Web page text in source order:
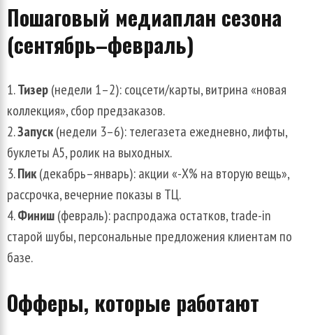
Пошаговый медиаплан сезона
(сентябрь–февраль)
Тизер(недели 1–2): соцсети/карты, витрина «новая
коллекция», сбор предзаказов.
Запуск(недели 3–6): телегазета ежедневно, лифты,
буклеты А5, ролик на выходных.
Пик(декабрь–январь): акции «-Х% на вторую вещь»,
рассрочка, вечерние показы в ТЦ.
Финиш(февраль): распродажа остатков, trade-in
старой шубы, персональные предложения клиентам по
базе.
Офферы, которые работают